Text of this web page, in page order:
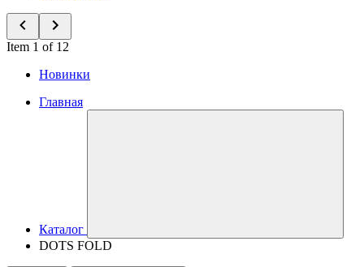
Item 1 of 12
Новинки
Главная
Каталог
DOTS FOLD